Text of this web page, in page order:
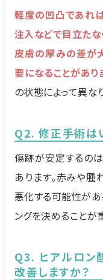
軽度の凹凸であれ
注入などで目立たな
皮膚の厚みの差が
要になることがあり
の状態によって異な
Q2. 修正手術は
傷跡が安定するの
あります。赤みや腫
悪化する可能性があ
ングを決めることが
Q3. ヒアルロン
改善しますか？